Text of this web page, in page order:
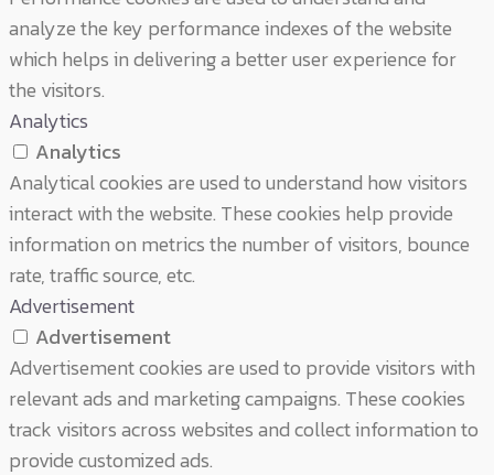
analyze the key performance indexes of the website
which helps in delivering a better user experience for
the visitors.
Analytics
Analytics
Analytical cookies are used to understand how visitors
interact with the website. These cookies help provide
information on metrics the number of visitors, bounce
rate, traffic source, etc.
Advertisement
Advertisement
Advertisement cookies are used to provide visitors with
relevant ads and marketing campaigns. These cookies
track visitors across websites and collect information to
provide customized ads.